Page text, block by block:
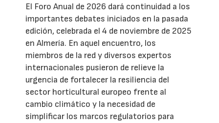
El Foro Anual de 2026 dará continuidad a los
importantes debates iniciados en la pasada
edición, celebrada el 4 de noviembre de 2025
en Almería. En aquel encuentro, los
miembros de la red y diversos expertos
internacionales pusieron de relieve la
urgencia de fortalecer la resiliencia del
sector horticultural europeo frente al
cambio climático y la necesidad de
simplificar los marcos regulatorios para